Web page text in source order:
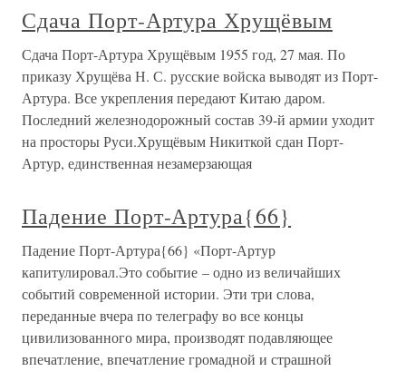
Сдача Порт-Артура Хрущёвым
Сдача Порт-Артура Хрущёвым 1955 год, 27 мая. По
приказу Хрущёва Н. С. русские войска выводят из Порт-
Артура. Все укрепления передают Китаю даром.
Последний железнодорожный состав 39-й армии уходит
на просторы Руси.Хрущёвым Никиткой сдан Порт-
Артур, единственная незамерзающая
Падение Порт-Артура{66}
Падение Порт-Артура{66} «Порт-Артур
капитулировал.Это событие – одно из величайших
событий современной истории. Эти три слова,
переданные вчера по телеграфу во все концы
цивилизованного мира, производят подавляющее
впечатление, впечатление громадной и страшной